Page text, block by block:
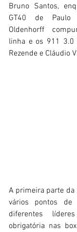
Bruno Santos,
GT40 de
Oldenhorff
linha e os 911 3.0
Rezende e Cláudio
A primeira parte
vários pontos de
diferentes
obrigatória nas